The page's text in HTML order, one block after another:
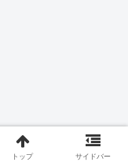
トップ サイドバー